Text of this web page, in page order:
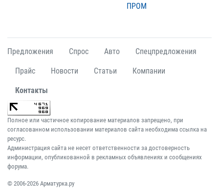
ПРОМ
Предложения Спрос Авто Спецпредложения
Прайс Новости Статьи Компании
Контакты
Полное или частичное копирование материалов запрещено, при
согласованном использовании материалов сайта необходима ссылка на
ресурс.
Администрация сайта не несет ответственности за достоверность
информации, опубликованной в рекламных объявлениях и сообщениях
форума.
© 2006-2026 Арматурка.ру